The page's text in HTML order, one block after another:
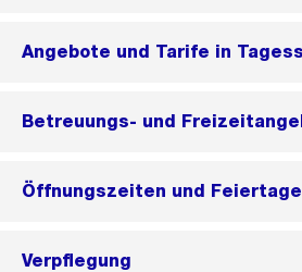
Angebote und Tarife in
Betreuungs- und
Öffnungszeiten und Feiertage
Verpflegung